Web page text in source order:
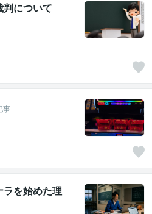
について
事
ラを始めた理